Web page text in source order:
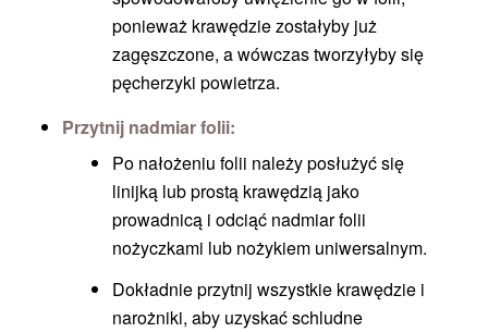
ponieważ krawędzie zostałyby już
zagęszczone, a wówczas tworzyłyby się
pęcherzyki powietrza.
Przytnij nadmiar folii:
Po nałożeniu folii należy posłużyć się
linijką lub prostą krawędzią jako
prowadnicą i odciąć nadmiar folii
nożyczkami lub nożykiem uniwersalnym.
Dokładnie przytnij wszystkie krawędzie i
narożniki, aby uzyskać schludne